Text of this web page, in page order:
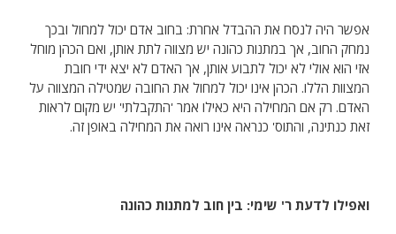
אפשר היה לנסח את ההבדל אחרת: בחוב אדם יכול למחול ובכך
נמחק החוב, אך במתנות כהונה יש מצווה לתת אותן, ואם הכהן מוחל
אזי הוא אולי לא יכול לתבוע אותן, אך האדם לא יצא ידי חובת
המצוות הללו. הכהן אינו יכול למחול את החובה שמטילה המצווה על
האדם. רק אם המחילה היא כאילו אמר 'התקבלתי' יש מקום לראות
זאת כנתינה, והתוס' כנראה אינו רואה את המחילה באופן זה.
ואפילו לדעת ר' שימי: בין חוב למתנות כהונה